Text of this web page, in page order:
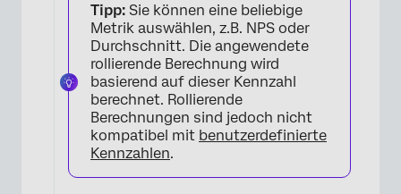
Tipp: Sie können eine beliebige
Metrik auswählen, z.B. NPS oder
Durchschnitt. Die angewendete
rollierende Berechnung wird
basierend auf dieser Kennzahl
berechnet. Rollierende
Berechnungen sind jedoch nicht
kompatibel mit benutzerdefinierte
Kennzahlen.